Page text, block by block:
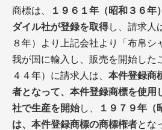
商標は、
１９６１年（昭和３６年
ダイル社が登録を取得し、請求人
８年）より上記会社より「布帛シ
我が国に輸入し、販売を開始した
４４年）に請求人は、 本件登録商
者となって、本件登録商標を使用
社で生産を開始し、
１９７９年（
は、本件登録商標の商標権者とな